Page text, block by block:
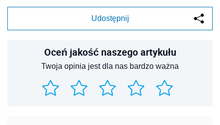
Udostępnij
Oceń jakość naszego artykułu
Twoja opinia jest dla nas bardzo ważna